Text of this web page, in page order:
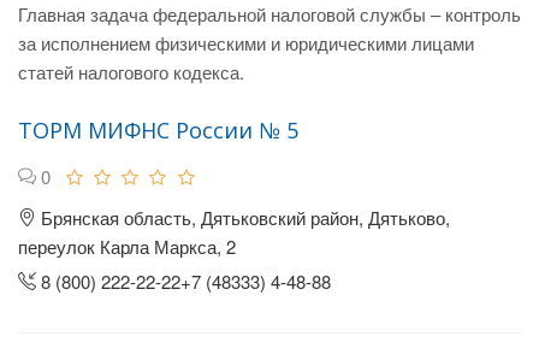
Главная задача федеральной налоговой службы – контроль
за исполнением физическими и юридическими лицами
статей налогового кодекса.
ТОРМ МИФНС России № 5
0
Брянская область, Дятьковский район, Дятьково,
переулок Карла Маркса, 2
8 (800) 222-22-22+7 (48333) 4-48-88